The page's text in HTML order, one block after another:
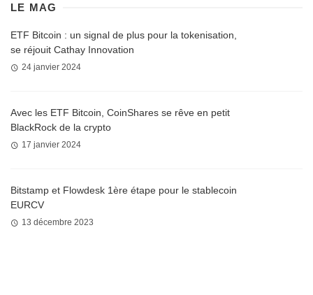
LE MAG
ETF Bitcoin : un signal de plus pour la tokenisation,
se réjouit Cathay Innovation
24 janvier 2024
Avec les ETF Bitcoin, CoinShares se rêve en petit
BlackRock de la crypto
17 janvier 2024
Bitstamp et Flowdesk 1ère étape pour le stablecoin
EURCV
13 décembre 2023